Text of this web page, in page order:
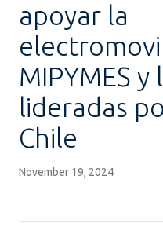
apoyar la
MIPYMES
lideradas
Chile
November 19, 2024